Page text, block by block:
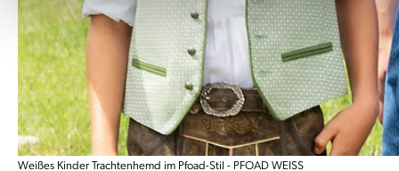
Weißes Kinder Trachtenhemd im Pfoad-Stil - PFOAD WEISS